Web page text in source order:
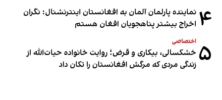
۴ نماینده پارلمان آلمان به افغانستان اینترنشنال: نگران
اخراج بیشتر پناهجویان افغان هستم
۵ اختصاصی
خشکسالی، بیکاری و قرض؛ روایت خانواده حیات‌الله از
زندگی مردی که مرگش افغانستان را تکان داد